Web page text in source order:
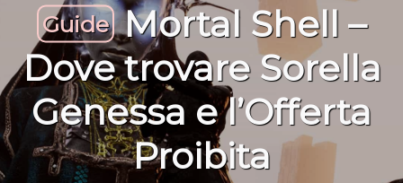
Guide Mortal Shell –
Dove trovare Sorella
Genessa e l’Offerta
Proibita